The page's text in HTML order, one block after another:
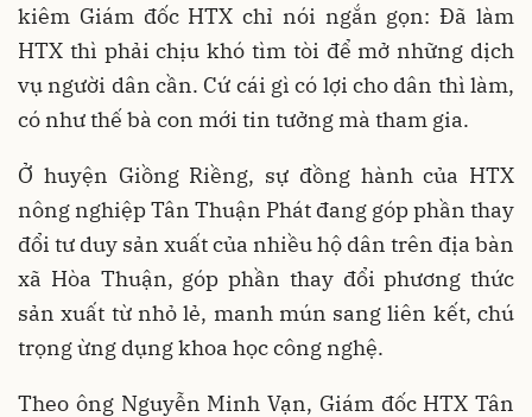
kiêm Giám đốc HTX chỉ nói ngắn gọn: Đã làm
HTX thì phải chịu khó tìm tòi để mở những dịch
vụ người dân cần. Cứ cái gì có lợi cho dân thì làm,
có như thế bà con mới tin tưởng mà tham gia.
Ở huyện Giồng Riềng, sự đồng hành của HTX
nông nghiệp Tân Thuận Phát đang góp phần thay
đổi tư duy sản xuất của nhiều hộ dân trên địa bàn
xã Hòa Thuận, góp phần thay đổi phương thức
sản xuất từ nhỏ lẻ, manh mún sang liên kết, chú
trọng ừng dụng khoa học công nghệ.
Theo ông Nguyễn Minh Vạn, Giám đốc HTX Tân